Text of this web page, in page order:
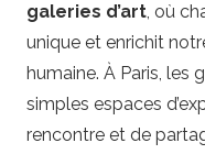
galeries d’art, où
unique et enrichit
humaine. À Paris, les
simples espaces
rencontre et de